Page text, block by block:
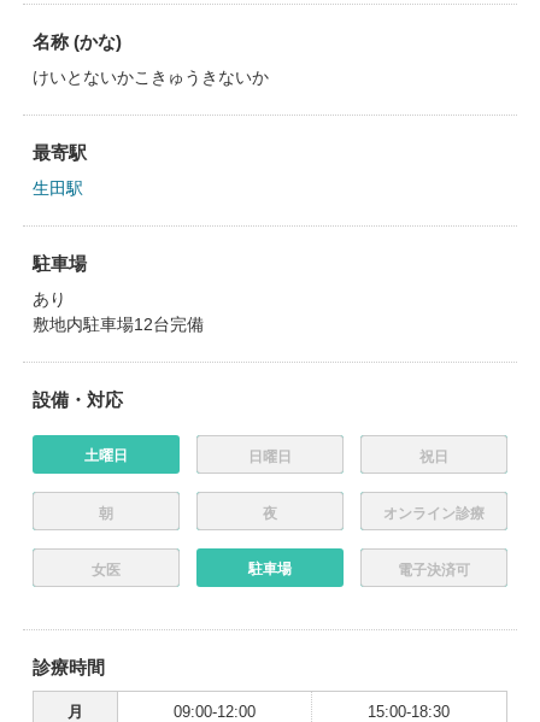
名称 (かな)
けいとないかこきゅうきないか
最寄駅
生田駅
駐車場
あり
敷地内駐車場12台完備
設備・対応
土曜日 日曜日 祝日
朝 夜 オンライン診療
女医 駐車場 電子決済可
診療時間
月 09:00-12:00 15:00-18:30